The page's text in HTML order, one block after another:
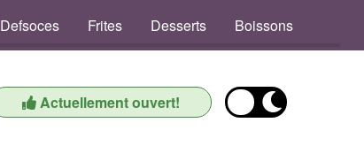
Defsoces Frites Desserts Boissons
Actuellement ouvert!